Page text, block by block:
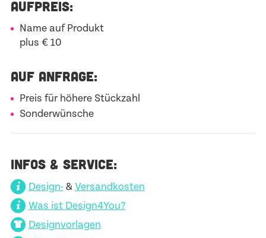
AUFPREIS:
Name auf Produkt
plus € 10
AUF ANFRAGE:
Preis für höhere Stückzahl
Sonderwünsche
INFOS & SERVICE:
Design-& Versandkosten
Was ist Design4You?
Designvorlagen